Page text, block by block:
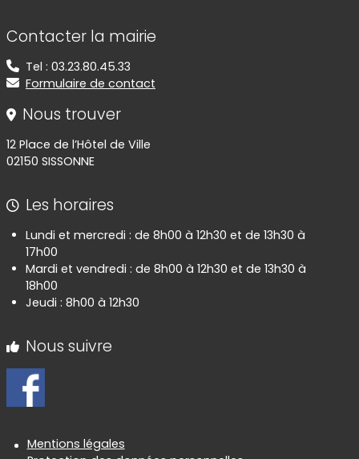
Informations de contact
Contacter la mairie
Tel : 03.23.80.45.33
Formulaire de contact
Nous trouver
12 Place de l’Hôtel de Ville
02150 SISSONNE
Les horaires
Lundi et mercredi : de 8h00 à 12h30 et de 13h30 à
17h00
Mardi et vendredi : de 8h00 à 12h30 et de 13h30 à
18h00
Jeudi : 8h00 à 12h30
Nous suivre
Informations réglementaires
Mentions légales